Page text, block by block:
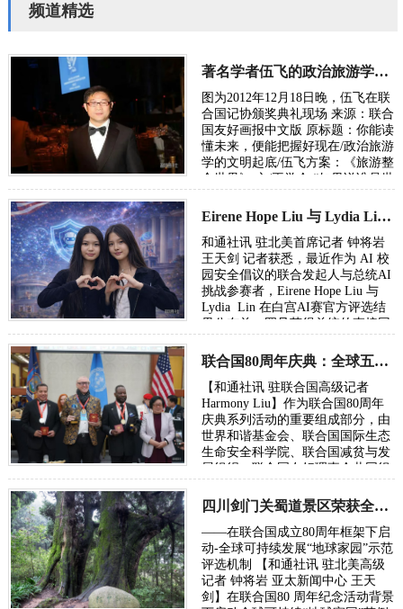
频道精选
著名学者伍飞的政治旅游学方案：《旅游整合世界》
图为2012年12月18日晚，伍飞在联
合国记协颁奖典礼现场 来源：联合
国友好画报中文版 原标题：你能读
懂未来，便能把握好现在/政治旅游
学的文明起底/伍飞方案：《旅游整
合世界》 文/王学会 “如果说谁是世
人…
Eirene Hope Liu 与 Lydia Lin参加白宫AI 挑战赛倡议校园安全获总统亲赞！
和通社讯 驻北美首席记者 钟将岩
王天剑 记者获悉，最近作为 AI 校
园安全倡议的联合发起人与总统AI
挑战参赛者，Eirene Hope Liu 与
Lydia Lin 在白宫AI赛官方评选结
果公布前，罕见获得总统的直接回
杰里…
联合国80周年庆典：全球五城市荣膺年度“全球可持续地球家园范例奖”
【和通社讯 驻联合国高级记者
Harmony Liu】作为联合国80周年
庆典系列活动的重要组成部分，由
世界和谐基金会、联合国国际生态
生命安全科学院、联合国减贫与发
展组织、联合国友好理事会共同组
予以下五座城…
四川剑门关蜀道景区荣获全球可持续发展地球家园示范奖
——在联合国成立80周年框架下启
动-全球可持续发展“地球家园”示范
评选机制 【和通社讯 驻北美高级
记者 钟将岩 亚太新闻中心 王天
剑】在联合国80 周年纪念活动背景